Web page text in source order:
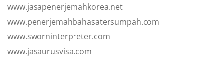
www.jasapenerjemahkorea.net
www.penerjemahbahasatersumpah.com
www.sworninterpreter.com
www.jasaurusvisa.com